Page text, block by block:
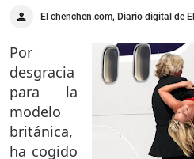
El chenchen.com, Diario digital de
Por
desgracia
para la
modelo
británica,
ha cogido